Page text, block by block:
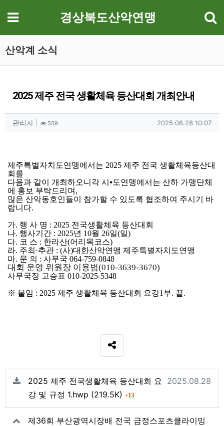
메뉴 경상북도산악연맹
산악계 소식
2025 제주 전국 생활체육 등산대회 개최안내
작성자 정보
관리자 작성509조회 작성일
2025.08.28 10:07
본문
제주특별자치도연맹에서는 2025 제주 전국 생활체육등산대
회를
다음과 같이 개최하오니각 시 ⦁도연맹에서는 산하 가맹단체
에 홍보 부탁드리며 ,
많은 산악동호인들이 참가할 수 있도록 협조하여 주시기 바
랍니다.
가. 행 사 명 : 2025 전국생활체육 등산대회
나. 행사기간 : 2025년 10월 26일(일)
다. 코 스 : 한라산(어리목코스)
라. 주최 ·추관 : (사)대한산악연맹 제주특별자치도연맹
마. 문 의 : 사무국 064-759-0848
대회 운영 위원장 이용범(010-3639-3670)
사무국장 고승표 010-2025-5348
※ 붙임 : 2025 제주 생활체육 등산대회 요강1 부. 끝.
SNS 공유
관련자료
2025 제주 전국생활체육 등산대회 요
강 및 규정 1.hwp 파일크기
(219.5K) 13회 다운로드
등록일
2025.08.28
제36회 부산광역시장배 전국 금정스포츠클라이밍